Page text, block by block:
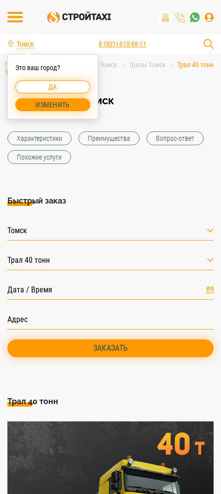
Томск
Это ваш город?
ДА
ИЗМЕНИТЬ
8 (901) 618-88-11
Главная Аренда спецтехники Томск Тралы Томск
Трал 40 тонн
Томск
Трал 40 тонн Томск
Характеристики Преимущества Вопрос-ответ
Похожие услуги
Быстрый заказ
Томск
Трал 40 тонн
ЗАКАЗАТЬ
Трал 40 тонн